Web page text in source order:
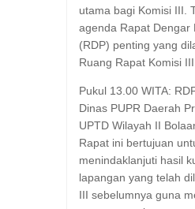
utama bagi Komisi III.
agenda Rapat Dengar
(RDP) penting yang
Ruang Rapat Komisi
​Pukul 13.00 WITA:
Dinas PUPR Daerah
UPTD Wilayah II
Rapat ini bertujuan
menindaklanjuti hasil
lapangan yang telah
III sebelumnya guna